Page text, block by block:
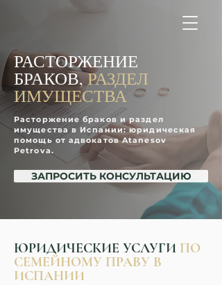
РАСТОРЖЕНИЕ
БРАКОВ, РАЗДЕЛ
ИМУЩЕСТВА
Расторжение браков и раздел
имущества в Испании: юридическая
помощь от адвокатов Atanesov
Petrova.
ЗАПРОСИТЬ КОНСУЛЬТАЦИЮ
ЮРИДИЧЕСКИЕ УСЛУГИ ПО
СЕМЕЙНОМУ ПРАВУ В
ИСПАНИИ